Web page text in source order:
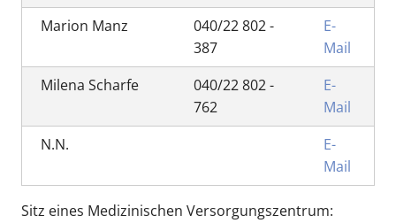
Marion Manz
040/22 802 -
387
E-
Mail
Milena Scharfe
040/22 802 -
762
E-
Mail
N.N.
E-
Mail
Sitz eines Medizinischen Versorgungszentrum: